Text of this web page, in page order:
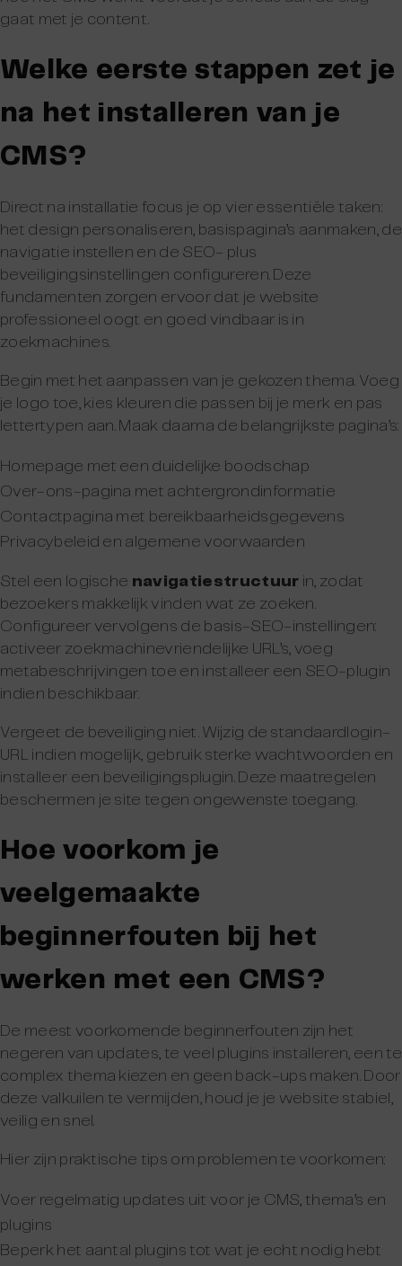
gaat met je content.
Welke eerste stappen zet je
na het installeren van je
CMS?
Direct na installatie focus je op vier essentiële taken:
het design personaliseren, basispagina’s aanmaken, de
navigatie instellen en de SEO- plus
beveiligingsinstellingen configureren. Deze
fundamenten zorgen ervoor dat je website
professioneel oogt en goed vindbaar is in
zoekmachines.
Begin met het aanpassen van je gekozen thema. Voeg
je logo toe, kies kleuren die passen bij je merk en pas
lettertypen aan. Maak daarna de belangrijkste pagina’s:
Homepage met een duidelijke boodschap
Over-ons-pagina met achtergrondinformatie
Contactpagina met bereikbaarheidsgegevens
Privacybeleid en algemene voorwaarden
Stel een logische navigatiestructuur in, zodat
bezoekers makkelijk vinden wat ze zoeken.
Configureer vervolgens de basis-SEO-instellingen:
activeer zoekmachinevriendelijke URL’s, voeg
metabeschrijvingen toe en installeer een SEO-plugin
indien beschikbaar.
Vergeet de beveiliging niet. Wijzig de standaardlogin-
URL indien mogelijk, gebruik sterke wachtwoorden en
installeer een beveiligingsplugin. Deze maatregelen
beschermen je site tegen ongewenste toegang.
Hoe voorkom je
veelgemaakte
beginnerfouten bij het
werken met een CMS?
De meest voorkomende beginnerfouten zijn het
negeren van updates, te veel plugins installeren, een te
complex thema kiezen en geen back-ups maken. Door
deze valkuilen te vermijden, houd je je website stabiel,
veilig en snel.
Hier zijn praktische tips om problemen te voorkomen:
Voer regelmatig updates uit voor je CMS, thema’s en
plugins
Beperk het aantal plugins tot wat je echt nodig hebt